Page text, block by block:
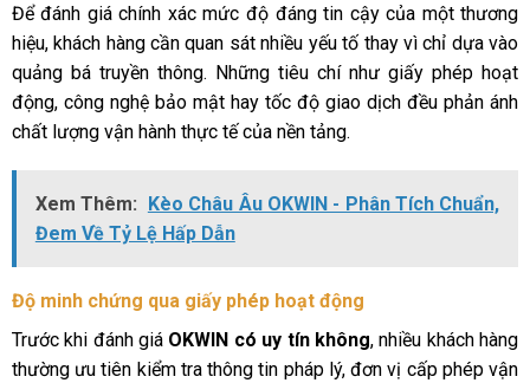
Để đánh giá chính xác mức độ đáng tin cậy của một thương
hiệu, khách hàng cần quan sát nhiều yếu tố thay vì chỉ dựa vào
quảng bá truyền thông. Những tiêu chí như giấy phép hoạt
động, công nghệ bảo mật hay tốc độ giao dịch đều phản ánh
chất lượng vận hành thực tế của nền tảng.
Xem Thêm:
Kèo Châu Âu OKWIN - Phân Tích Chuẩn,
Đem Về Tỷ Lệ Hấp Dẫn
Độ minh chứng qua giấy phép hoạt động
Trước khi đánh giá OKWIN có uy tín không, nhiều khách hàng
thường ưu tiên kiểm tra thông tin pháp lý, đơn vị cấp phép vận